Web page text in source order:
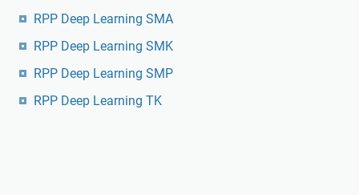
RPP Deep Learning SMA
RPP Deep Learning SMK
RPP Deep Learning SMP
RPP Deep Learning TK